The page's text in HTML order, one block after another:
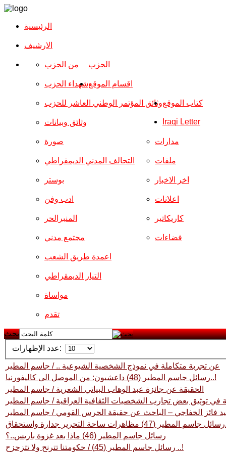
الرئيسية
الارشیف
الحزب من الحزب
شهداء الحزب
وثائق المؤتمر الوطني العاشر للحزب
وثائق وبيانات
اقسام الموقع
صورة
التحالف المدني الديمقراطي
بوستر
ادب وفن
المنبرالحر
مجتمع مدني
مدارات
ملفات
اخر الاخبار
اعلانات
كاريكاتير
فضاءات
اعمدة طريق الشعب
التيار الديمقراطي
مواساة
تقدم
كتاب الموقع
Iraqi Letter
بحث
عدد الإظهارات:
عن تجربة متكاملة في نموذج الشخصية الشيوعية .. / جاسم المطير
رسائل جاسم المطير (48) داعشيون: من الموصل الى كاليفورنيا..!
الحقيقة عن جائزة عبد الوهاب البياتي الشعرية / جاسم المطير
في توثيق بعض تجارب الشخصيات الثقافية العراقية / جاسم المطير
فائز الخفاجي – الباحث عن حقيقة الحرس القومي / جاسم المطير
رسائل جاسم المطير (46) ماذا بعد غزوة باريس..؟
رسائل جاسم المطير (45) / حكومتنا تترنح ولا تتزحزح ..!